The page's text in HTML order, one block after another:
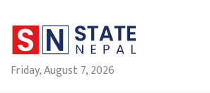
Friday, August 7, 2026